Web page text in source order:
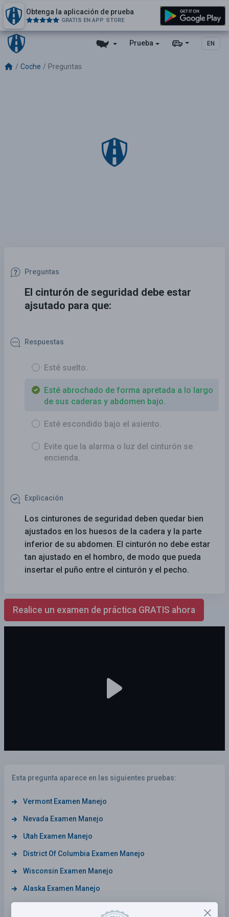
Prueba EN
Obtenga la aplicación de prueba
GRATIS EN APP STORE
Coche Preguntas
Preguntas
El cinturón de seguridad debe estar
ajsutado para que:
Respuestas
Esté suelto.
Esté abrochado de forma apretada a lo largo
de sus caderas y abdomen bajo.
Esté escondido bajo el asiento.
Evite que la alarma o luz del cinturón se
encienda.
Explicación
Los cinturones de seguridad deben quedar bien
ajustados en los huesos de la cadera y la parte
inferior de su abdomen. El cinturón no debe estar
tan ajustado en el hombro, de modo que pueda
insertar el puño entre el cinturón y el pecho.
Realice un examen de práctica GRATIS ahora
Esta pregunta aparece en las siguientes pruebas:
Vermont Examen Manejo
Nevada Examen Manejo
Utah Examen Manejo
District Of Columbia Examen Manejo
Wisconsin Examen Manejo
Alaska Examen Manejo